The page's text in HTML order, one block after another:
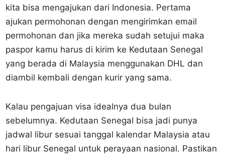
kita bisa mengajukan dari Indonesia. Pertama
ajukan permohonan dengan mengirimkan email
permohonan dan jika mereka sudah setujui maka
paspor kamu harus di kirim ke Kedutaan Senegal
yang berada di Malaysia menggunakan DHL dan
diambil kembali dengan kurir yang sama.
Kalau pengajuan visa idealnya dua bulan
sebelumnya. Kedutaan Senegal bisa jadi punya
jadwal libur sesuai tanggal kalendar Malaysia atau
hari libur Senegal untuk perayaan nasional. Pastikan